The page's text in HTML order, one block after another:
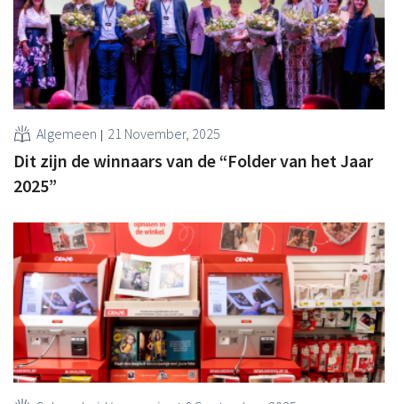
Algemeen 21 November, 2025
Dit zijn de winnaars van de “Folder van het Jaar
2025”